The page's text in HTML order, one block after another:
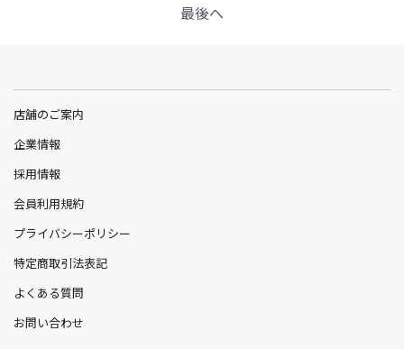
最後へ
店舗のご案内
企業情報
採用情報
会員利用規約
プライバシーポリシー
特定商取引法表記
よくある質問
お問い合わせ